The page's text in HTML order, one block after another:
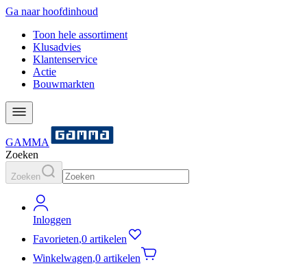
Ga naar hoofdinhoud
Toon hele assortiment
Klusadvies
Klantenservice
Actie
Bouwmarkten
GAMMA
Zoeken
Zoeken
Inloggen
Favorieten,0 artikelen
Winkelwagen,0 artikelen